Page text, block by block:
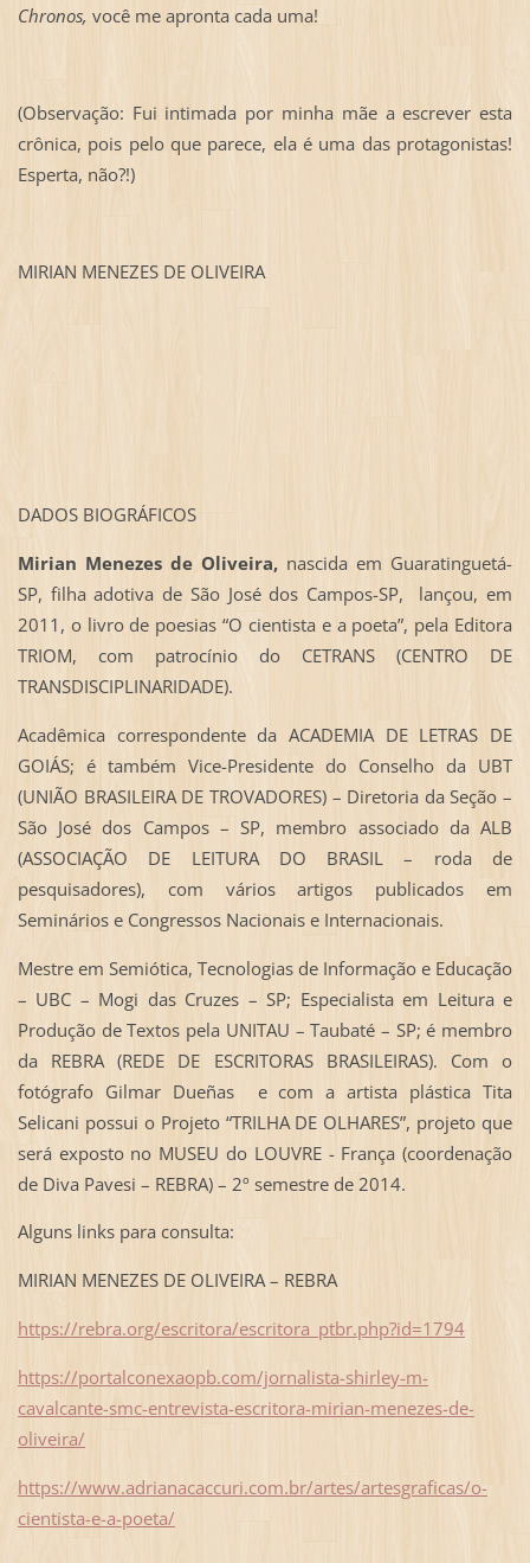
Chronos, você me apronta cada uma!
(Observação: Fui intimada por minha mãe a escrever esta
crônica, pois pelo que parece, ela é uma das protagonistas!
Esperta, não?!)
MIRIAN MENEZES DE OLIVEIRA
DADOS BIOGRÁFICOS
Mirian Menezes de Oliveira, nascida em Guaratinguetá-
SP, filha adotiva de São José dos Campos-SP, lançou, em
2011, o livro de poesias “O cientista e a poeta”, pela Editora
TRIOM, com patrocínio do CETRANS (CENTRO DE
TRANSDISCIPLINARIDADE).
Acadêmica correspondente da ACADEMIA DE LETRAS DE
GOIÁS; é também Vice-Presidente do Conselho da UBT
(UNIÃO BRASILEIRA DE TROVADORES) – Diretoria da Seção –
São José dos Campos – SP, membro associado da ALB
(ASSOCIAÇÃO DE LEITURA DO BRASIL – roda de
pesquisadores), com vários artigos publicados em
Seminários e Congressos Nacionais e Internacionais.
Mestre em Semiótica, Tecnologias de Informação e Educação
– UBC – Mogi das Cruzes – SP; Especialista em Leitura e
Produção de Textos pela UNITAU – Taubaté – SP; é membro
da REBRA (REDE DE ESCRITORAS BRASILEIRAS). Com o
fotógrafo Gilmar Dueñas e com a artista plástica Tita
Selicani possui o Projeto “TRILHA DE OLHARES”, projeto que
será exposto no MUSEU do LOUVRE - França (coordenação
de Diva Pavesi – REBRA) – 2º semestre de 2014.
Alguns links para consulta:
MIRIAN MENEZES DE OLIVEIRA – REBRA
https://rebra.org/escritora/escritora_ptbr.php?id=1794
https://portalconexaopb.com/jornalista-shirley-m-
cavalcante-smc-entrevista-escritora-mirian-menezes-de-
oliveira/
https://www.adrianacaccuri.com.br/artes/artesgraficas/o-
cientista-e-a-poeta/